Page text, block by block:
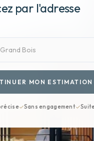
par l'adresse
MON ESTIMATION
Sans engagement